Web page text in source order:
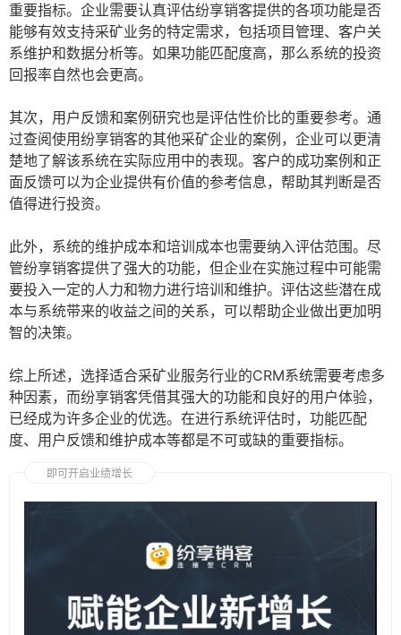
重要指标。企业需要认真评估纷享销客提供的各项功能是否
能够有效支持采矿业务的特定需求，包括项目管理、客户关
系维护和数据分析等。如果功能匹配度高，那么系统的投资
回报率自然也会更高。
其次，用户反馈和案例研究也是评估性价比的重要参考。通
过查阅使用纷享销客的其他采矿企业的案例，企业可以更清
楚地了解该系统在实际应用中的表现。客户的成功案例和正
面反馈可以为企业提供有价值的参考信息，帮助其判断是否
值得进行投资。
此外，系统的维护成本和培训成本也需要纳入评估范围。尽
管纷享销客提供了强大的功能，但企业在实施过程中可能需
要投入一定的人力和物力进行培训和维护。评估这些潜在成
本与系统带来的收益之间的关系，可以帮助企业做出更加明
智的决策。
综上所述，选择适合采矿业服务行业的CRM系统需要考虑多
种因素，而纷享销客凭借其强大的功能和良好的用户体验，
已经成为许多企业的优选。在进行系统评估时，功能匹配
度、用户反馈和维护成本等都是不可或缺的重要指标。
即可开启业绩增长